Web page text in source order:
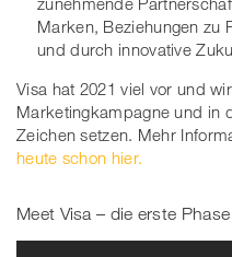
Marken, Beziehungen zu
und durch innovative
Visa hat 2021 viel vor und
Marketingkampagne und in
Zeichen setzen. Mehr
heute schon hier.
Meet Visa – die erste